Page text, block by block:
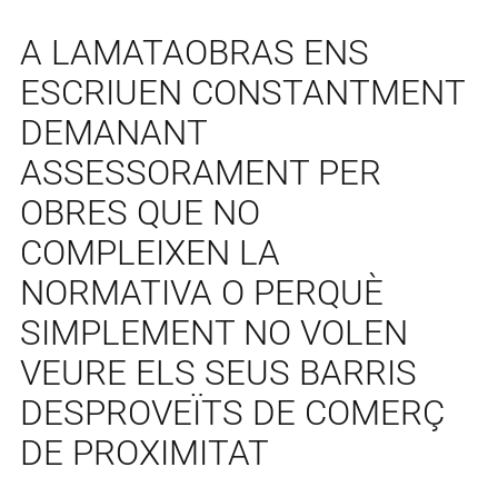
A LAMATAOBRAS ENS
ESCRIUEN CONSTANTMENT
DEMANANT
ASSESSORAMENT PER
OBRES QUE NO
COMPLEIXEN LA
NORMATIVA O PERQUÈ
SIMPLEMENT NO VOLEN
VEURE ELS SEUS BARRIS
DESPROVEÏTS DE COMERÇ
DE PROXIMITAT